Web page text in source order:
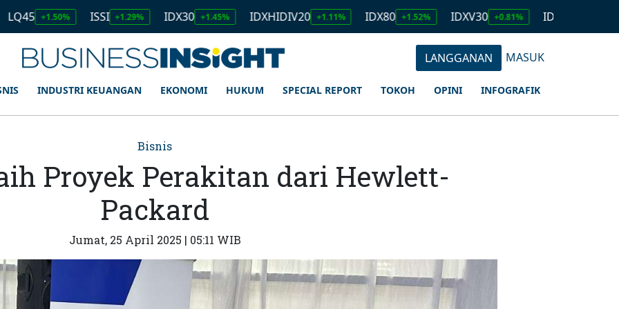
+1.50% ISSI +1.29% IDX30 +1.45% IDXHIDIV20 +1.11% IDX80 +1.52% IDXV30 +0.81% IDXQ30 +1.23%
LANGGANAN MASUK
INDUSTRI KEUANGAN EKONOMI HUKUM SPECIAL REPORT TOKOH OPINI INFOGRAFIK
Bisnis
Proyek Perakitan dari Hewlett-
Packard
Jumat, 25 April 2025 | 05:11 WIB